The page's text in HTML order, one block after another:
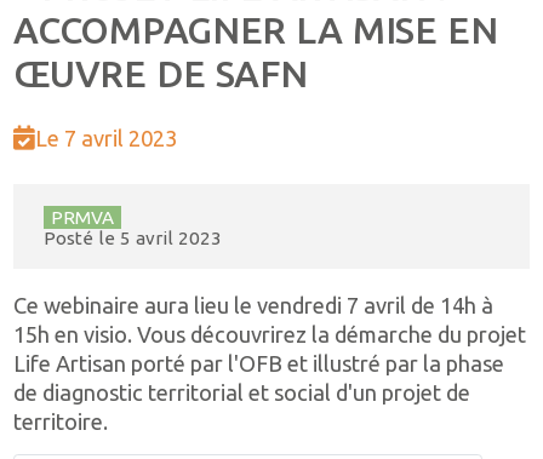
ACCOMPAGNER LA MISE EN
ŒUVRE DE SAFN
Le 7 avril 2023
PRMVA
Posté le 5 avril 2023
Ce webinaire aura lieu le vendredi 7 avril de 14h à
15h en visio. Vous découvrirez la démarche du projet
Life Artisan porté par l'OFB et illustré par la phase
de diagnostic territorial et social d'un projet de
territoire.